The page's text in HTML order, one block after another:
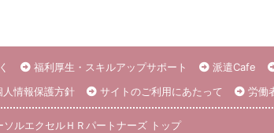
福利厚生・スキルアップサポート 派遣Cafe
人情報保護方針 サイトのご利用にあたって 労働
ルエクセルＨＲパートナーズ トップ